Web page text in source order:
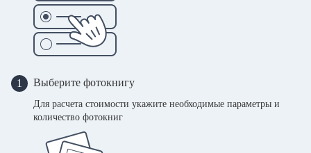
1 Выберите фотокнигу
Для расчета стоимости укажите необходимые параметры и
количество фотокниг